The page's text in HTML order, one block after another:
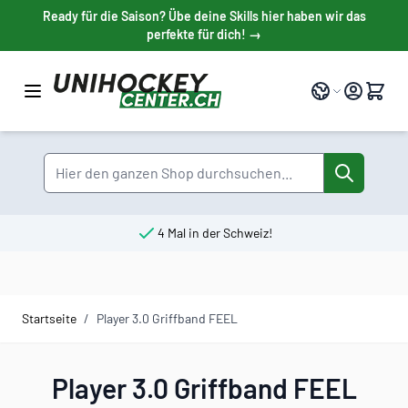
Direkt zum Inhalt
Ready für die Saison? Übe deine Skills hier haben wir das
perfekte für dich! →
Sprache
Suche
4 Mal in der Schweiz!
Startseite / Player 3.0 Griffband FEEL
Player 3.0 Griffband FEEL